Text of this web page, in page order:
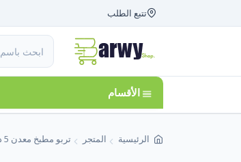
تتبع الطلب
الأقسام
الرئيسية المتجر تربو مطبخ معدن 5 دور مربع 1 قطعة ألوان متعددة المصطفى Al-Mustafa صنع فى مصر